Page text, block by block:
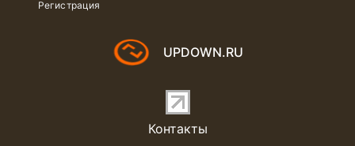
Регистрация
UPDOWN.RU
Контакты